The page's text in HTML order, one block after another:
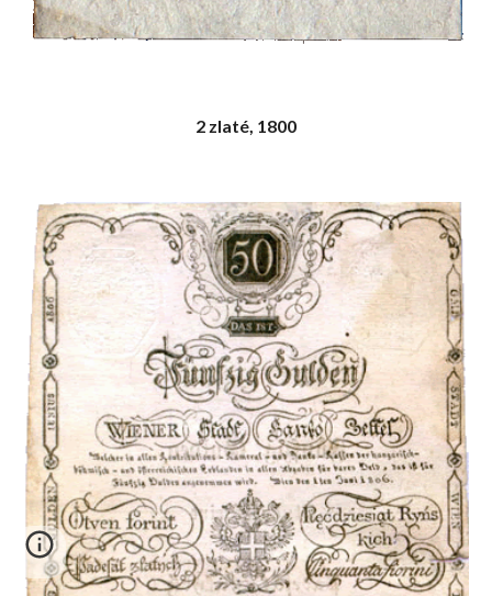
2 zlaté, 1800